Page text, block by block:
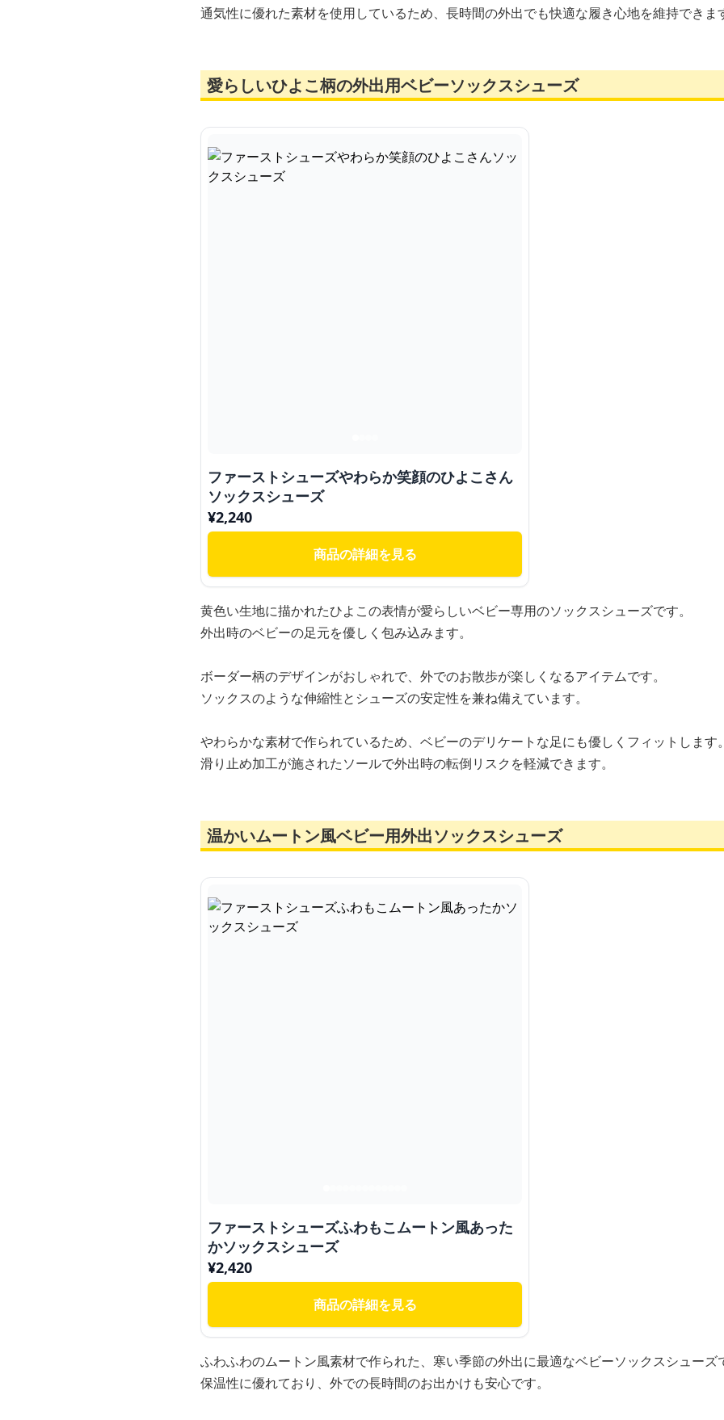
通気性に優れた素材を使用しているため、長時間の外出でも快適な履き心地を維持できま
愛らしいひよこ柄の外出用ベビーソックスシューズ
ファーストシューズやわらか笑顔のひよこさん
ソックスシューズ
¥2,240
商品の詳細を見る
黄色い生地に描かれたひよこの表情が愛らしいベビー専用のソックスシューズです。
外出時のベビーの足元を優しく包み込みます。
ボーダー柄のデザインがおしゃれで、外でのお散歩が楽しくなるアイテムです。
ソックスのような伸縮性とシューズの安定性を兼ね備えています。
やわらかな素材で作られているため、ベビーのデリケートな足にも優しくフィットします
滑り止め加工が施されたソールで外出時の転倒リスクを軽減できます。
温かいムートン風ベビー用外出ソックスシューズ
ファーストシューズふわもこムートン風あった
かソックスシューズ
¥2,420
商品の詳細を見る
ふわふわのムートン風素材で作られた、寒い季節の外出に最適なベビーソックスシューズ
保温性に優れており、外での長時間のお出かけも安心です。